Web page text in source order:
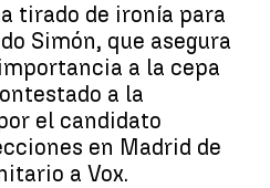
tirado de ironía para
Simón, que asegura
a la cepa
a la
el candidato
en Madrid de
a Vox.